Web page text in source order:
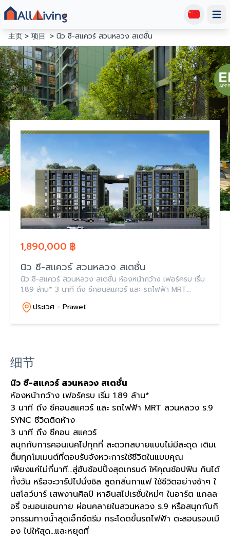
主页
项目 นิว ซี-สแควร์ สวนหลวง สเตชั่น
1,890,000 ฿
นิว ซี-สแควร์ สวนหลวง สเตชั่น
นิว ซี-สแควร์ สวนหลวง สเตชั่น ห้องหน้ากว้าง เฟอร์ครบ เริ่ม
1.89 ล้าน* 3 นาที ถึง ซีคอนสแควร์ และ รถไฟฟ้า MRT
สวนหลวง ร.9
ประเวศ - Prawet
细节
นิว ซี-สแควร์ สวนหลวง สเตชั่น
ห้องหน้ากว้าง เฟอร์ครบ เริ่ม 1.89 ล้าน*
3 นาที ถึง ซีคอนสแควร์ และ รถไฟฟ้า MRT สวนหลวง ร.9
SYNC ชีวิตติดห้าง
3 นาที ถึง ซีคอน สแควร์
สนุกกับการคอนเนคไปทุกที่ สะดวกสบายแบบไม่มีสะดุด เติมเ
ต็มทุกโมเมนต์ที่ตอบรับจังหวะการใช้ชีวิตในแบบคุณ
เพียงแค่ไม่กี่นาที…สู่ฮับช้อปปิ้งสุดเทรนด์ ให้คุณช้อปฟิน กินได้
ทั้งวัน หรือจะวาร์ปไปนั่งชิล สูดกลิ่นกาแฟ ใช้ชีวิตอย่างช้าๆ ใ
นสโลว์บาร์ เสพงานศิลป์ หาอินสไปเรชั่นใหม่ๆ ในอาร์ต แกลล
อรี่ จะนอนเอนกาย ผ่อนคลายในสวนหลวง ร.9 หรือสนุกกับกิ
จกรรมทางน้ำสุดเอ็กซ์ตรีม กระโดดขึ้นรถไฟฟ้า ตะลอนรอบเมื
อง ไปให้สุด…และหยุดที่